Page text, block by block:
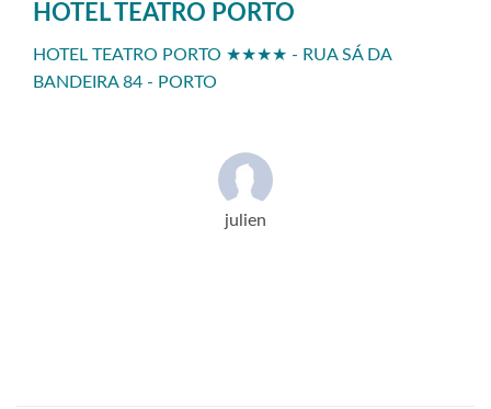
HOTEL TEATRO PORTO
HOTEL TEATRO PORTO ★★★★ - RUA SÁ DA
BANDEIRA 84 - PORTO
julien